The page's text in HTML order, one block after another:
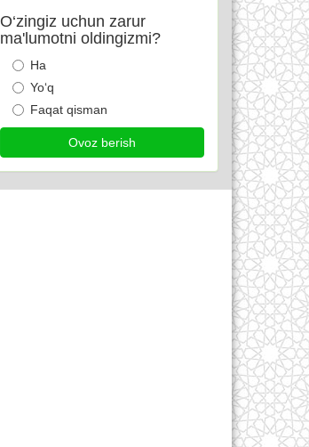
O‘zingiz uchun zarur
ma'lumotni oldingizmi?
Ha
Yo‘q
Faqat qisman